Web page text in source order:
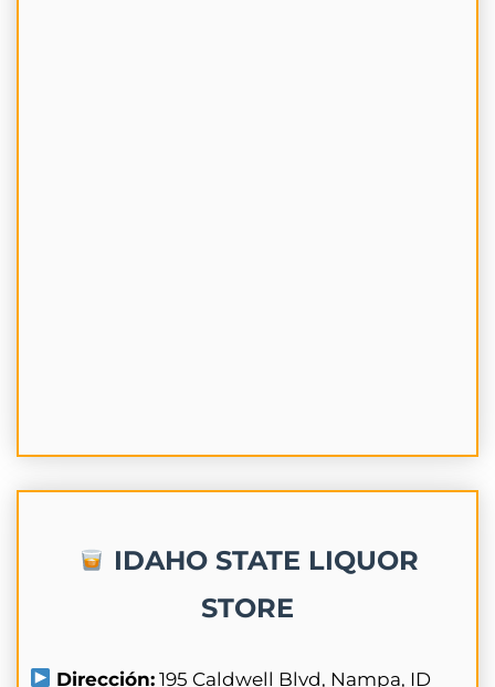
IDAHO STATE LIQUOR
STORE
Dirección: 195 Caldwell Blvd, Nampa, ID